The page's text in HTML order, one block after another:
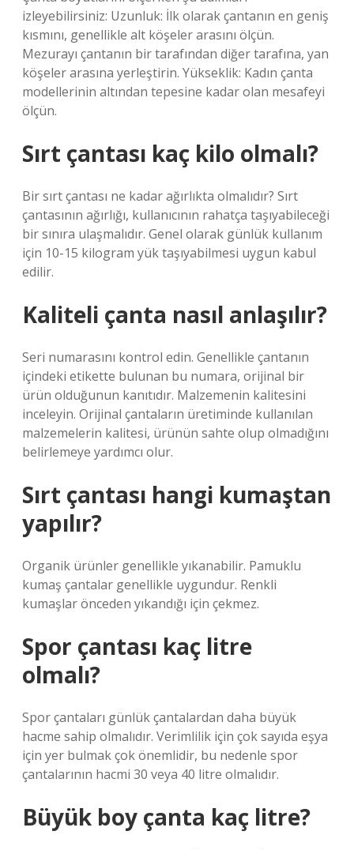
izleyebilirsiniz: Uzunluk: İlk olarak çantanın en geniş
kısmını, genellikle alt köşeler arasını ölçün.
Mezurayı çantanın bir tarafından diğer tarafına, yan
köşeler arasına yerleştirin. Yükseklik: Kadın çanta
modellerinin altından tepesine kadar olan mesafeyi
ölçün.
Sırt çantası kaç kilo olmalı?
Bir sırt çantası ne kadar ağırlıkta olmalıdır? Sırt
çantasının ağırlığı, kullanıcının rahatça taşıyabileceği
bir sınıra ulaşmalıdır. Genel olarak günlük kullanım
için 10-15 kilogram yük taşıyabilmesi uygun kabul
edilir.
Kaliteli çanta nasıl anlaşılır?
Seri numarasını kontrol edin. Genellikle çantanın
içindeki etikette bulunan bu numara, orijinal bir
ürün olduğunun kanıtıdır. Malzemenin kalitesini
inceleyin. Orijinal çantaların üretiminde kullanılan
malzemelerin kalitesi, ürünün sahte olup olmadığını
belirlemeye yardımcı olur.
Sırt çantası hangi kumaştan
yapılır?
Organik ürünler genellikle yıkanabilir. Pamuklu
kumaş çantalar genellikle uygundur. Renkli
kumaşlar önceden yıkandığı için çekmez.
Spor çantası kaç litre
olmalı?
Spor çantaları günlük çantalardan daha büyük
hacme sahip olmalıdır. Verimlilik için çok sayıda eşya
için yer bulmak çok önemlidir, bu nedenle spor
çantalarının hacmi 30 veya 40 litre olmalıdır.
Büyük boy çanta kaç litre?